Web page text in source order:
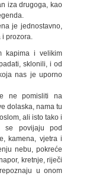
iza drugoga, kao
je jednostavno,
i prozora.
kapima i velikim
sklonili, i od
nas je uporno
ne pomisliti na
dolaska, nama tu
ali isto tako i
se povijaju pod
kamena, vjetra i
nebu, pokreće
kretnje, riječi
u onom